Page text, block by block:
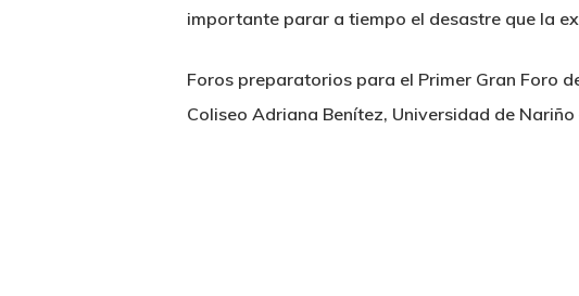
importante parar a tiempo el desastre que la
Foros preparatorios para el Primer Gran Foro
Coliseo Adriana Benítez, Universidad de Nariño